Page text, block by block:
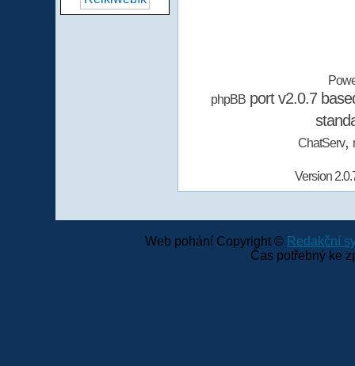
phpBBport v2.0.7
ChatServ,
Version
Web pohání Copyright © Redakční
Čas potřebný ke